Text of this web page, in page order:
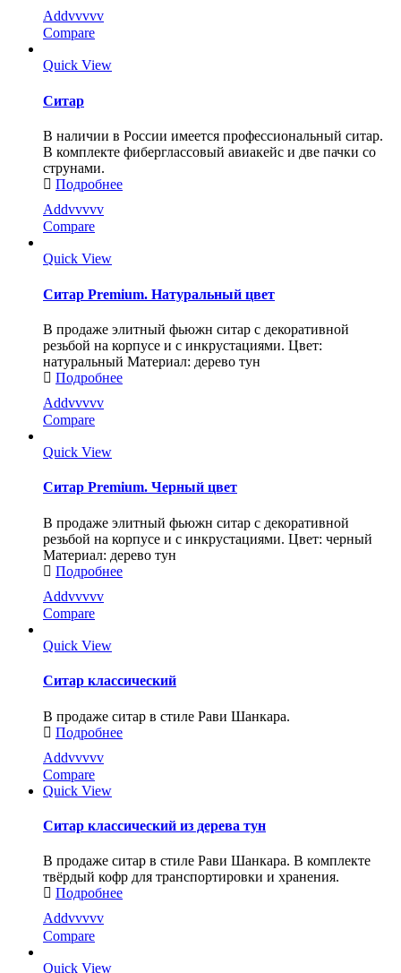
Addvvvvv
Compare
Quick View
Ситар
В наличии в России имеется профессиональный ситар.
В комплекте фиберглассовый авиакейс и две пачки со
струнами.
Подробнее
Addvvvvv
Compare
Quick View
Ситар Premium. Натуральный цвет
В продаже элитный фьюжн ситар с декоративной
резьбой на корпусе и с инкрустациями. Цвет:
натуральный Материал: дерево тун
Подробнее
Addvvvvv
Compare
Quick View
Ситар Premium. Черный цвет
В продаже элитный фьюжн ситар с декоративной
резьбой на корпусе и с инкрустациями. Цвет: черный
Материал: дерево тун
Подробнее
Addvvvvv
Compare
Quick View
Ситар классический
В продаже ситар в стиле Рави Шанкара.
Подробнее
Addvvvvv
Compare
Quick View
Ситар классический из дерева тун
В продаже ситар в стиле Рави Шанкара. В комплекте
твёрдый кофр для транспортировки и хранения.
Подробнее
Addvvvvv
Compare
Quick View